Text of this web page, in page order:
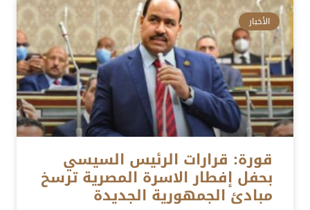
الأخبار
قورة: قرارات الرئيس السيسي
بحفل إفطار الاسرة المصرية ترسخ
مبادئ الجمهورية الجديدة